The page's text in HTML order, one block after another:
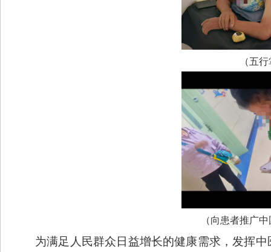
（五
（向患者推广
为满足人民群众日益增长的健康需求，发挥